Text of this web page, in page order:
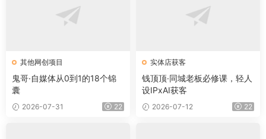
其他网创项目
鬼哥·自媒体从0到1的18个锦
囊
2026-07-31 22
实体店获客
钱顶顶·同城老板必修课，轻人
设IPxAI获客
2026-07-12 22